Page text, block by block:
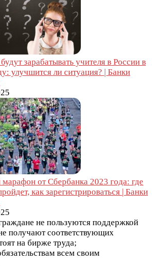
зарабатывать учителя в России в
улучшится ли ситуация? | Банки
от Сбербанка 2023 года: где
как зарегистрироваться | Банки
не пользуются поддержкой
получают соответствующих
на бирже труда;
всем своим